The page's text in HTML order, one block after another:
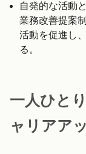
自発的な活動
業務改善提案
活動を促進し
る。
一人ひと
ャリアア